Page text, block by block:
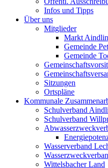
Infos und Tipps
Über uns
Mitglieder
Markt
Gemeinde
Gemeinde
Sitzungen
Ortspläne
Kommunale
Schulverband
Schulverband
Wasserverband
Wittelsbacher Land